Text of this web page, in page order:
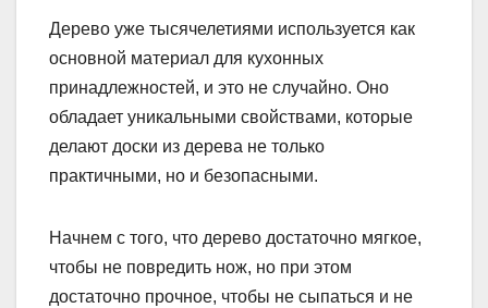
Дерево уже тысячелетиями используется как
основной материал для кухонных
принадлежностей, и это не случайно. Оно
обладает уникальными свойствами, которые
делают доски из дерева не только
практичными, но и безопасными.
Начнем с того, что дерево достаточно мягкое,
чтобы не повредить нож, но при этом
достаточно прочное, чтобы не сыпаться и не